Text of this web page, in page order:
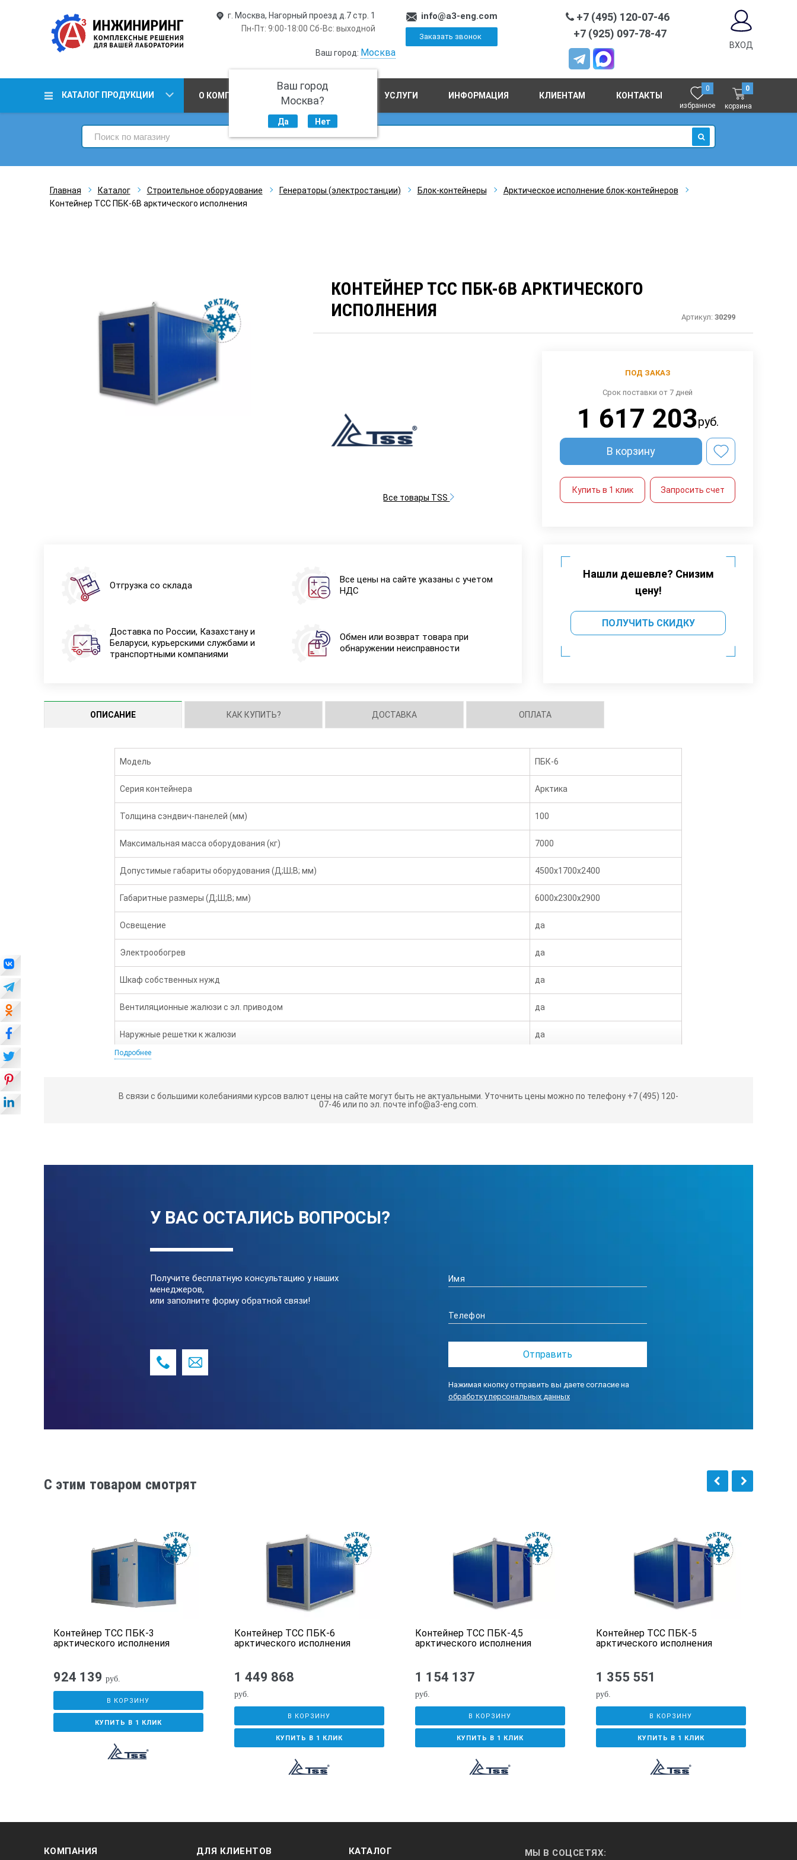
г. Москва, Нагорный проезд д.7 стр. 1
Пн-Пт: 9:00-18:00 Сб-Вс: выходной
Ваш город: Москва
Ваш город
Москва?
Да Нет
info@a3-eng.com
Заказать звонок
+7 (495) 120-07-46
+7 (925) 097-78-47
ВХОД
КАТАЛОГ ПРОДУКЦИИ О КОМПАНИИ ПРОИЗВОДСТВО УСЛУГИ ИНФОРМАЦИЯ КЛИЕНТАМ КОНТАКТЫ
0
избранное
0
корзина
ИСКАТЬ
Главная Каталог Строительное оборудование Генераторы (электростанции) Блок-контейнеры
Арктическое исполнение блок-контейнеров
Контейнер ТСС ПБК-6В арктического исполнения
КОНТЕЙНЕР ТСС ПБК-6В АРКТИЧЕСКОГО
ИСПОЛНЕНИЯ
Артикул:30299
Все товары TSS
ПОД ЗАКАЗ
Срок поставки от 7 дней
1 617 203руб.
В корзину
Купить в 1 клик Запросить счет
Отгрузка со склада
Все цены на сайте указаны с учетом
НДС
Доставка по России, Казахстану и
Беларуси, курьерскими службами и
транспортными компаниями
Обмен или возврат товара при
обнаружении неисправности
Нашли дешевле? Снизим
цену!
ПОЛУЧИТЬ СКИДКУ
ОПИСАНИЕ КАК КУПИТЬ? ДОСТАВКА ОПЛАТА
Модель ПБК-6
Серия контейнера Арктика
Толщина сэндвич-панелей (мм) 100
Максимальная масса оборудования (кг) 7000
Допустимые габариты оборудования (Д;Ш;В; мм) 4500х1700х2400
Габаритные размеры (Д;Ш;В; мм) 6000х2300х2900
Освещение да
Электрообогрев да
Шкаф собственных нужд да
Вентиляционные жалюзи с эл. приводом да
Наружные решетки к жалюзи да
Пожарная сигнализация
Масса, кг
Подогрев жалюзи
Охранная сигнализация
Шумопоглощающая маркиза
Система подкачки топлива опция
Контейнер ТСС ПБК-6В арктического исполнения
Панельные блок-контейнеры Арктического исполнения производятся ГК ТСС и предназначены для использования в диапазоне температур
обслуживающего персонала, а так же позволяет интегрировать широкий перечень дополнительного оборудования для обеспечения
длительной, автономной станции, в условиях отрицательных температур.
Силового металлического каркас из хладостойкой и износостойкой стали.
Стены и потолок внутри выполнены из сэндвич-панелей толщиной 100 мм.
Пол покрыт рифлёным листом толщиной 3 мм.
Входная стандартная дверь, изнутри дополнительно утеплена.
Тип замка - с возможностью внутреннего закрывания.
В стандартную комплектацию входит:
Приточно-вытяжная вентиляция с проёмами, оснащенными жалюзийными клапанами с электрическим или ручным приводом
Щит собственных нужд
Система пожаротушения
Подробнее
В связи с большими колебаниями курсов валют цены на сайте могут быть не актуальными. Уточнить цены можно по телефону +7 (495) 120-
07-46 или по эл. почте info@a3-eng.com.
У ВАС ОСТАЛИСЬ ВОПРОСЫ?
Получите бесплатную консультацию у наших
менеджеров,
или заполните форму обратной связи!
Нажимая кнопку отправить вы даете согласие на
обработку персональных данных
C этим товаром смотрят
Контейнер ТСС ПБК-3
арктического исполнения
924 139 руб.
В КОРЗИНУ
КУПИТЬ В 1 КЛИК
Контейнер ТСС ПБК-6
арктического исполнения
1 449 868
руб.
В КОРЗИНУ
КУПИТЬ В 1 КЛИК
Контейнер ТСС ПБК-4,5
арктического исполнения
1 154 137
руб.
В КОРЗИНУ
КУПИТЬ В 1 КЛИК
Контейнер ТСС ПБК-5
арктического исполнения
1 355 551
руб.
В КОРЗИНУ
КУПИТЬ В 1 КЛИК
КОМПАНИЯ ДЛЯ КЛИЕНТОВ КАТАЛОГ МЫ В СОЦСЕТЯХ: